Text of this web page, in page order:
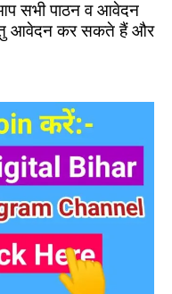
सभी पाठन व आवेदन
आवेदन कर सकते हैं और